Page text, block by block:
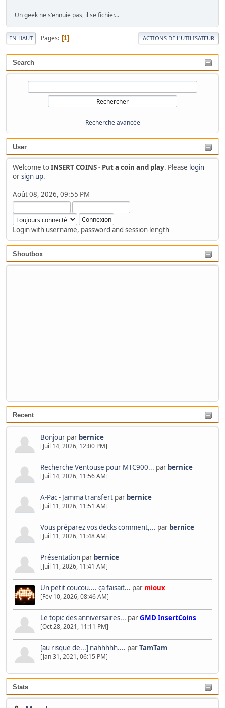
Search
Recherche avancée
User
Welcome toINSERT COINS - Put a coin and play. Please login
orsign up.
Août 08, 2026, 09:55 PM
Login with username, password and session length
Shoutbox
Recent
Bonjour par bernice
[Juil 14, 2026, 12:00 PM]
Recherche Ventouse pour MTC900... par bernice
[Juil 14, 2026, 11:56 AM]
A-Pac - Jamma transfert par bernice
[Juil 11, 2026, 11:51 AM]
Vous préparez vos decks comment,... par bernice
[Juil 11, 2026, 11:48 AM]
Présentation par bernice
[Juil 11, 2026, 11:41 AM]
Un petit coucou.... ça faisait... par mioux
[Fév 10, 2026, 08:46 AM]
Le topic des anniversaires... parGMD InsertCoins
[Oct 28, 2021, 11:11 PM]
[au risque de...] nahhhhh.... parTamTam
[Jan 31, 2021, 06:15 PM]
Stats
Un geek ne s'ennuie pas, il se fichier...
EN HAUT Pages 1 ACTIONS DE L'UTILISATEUR